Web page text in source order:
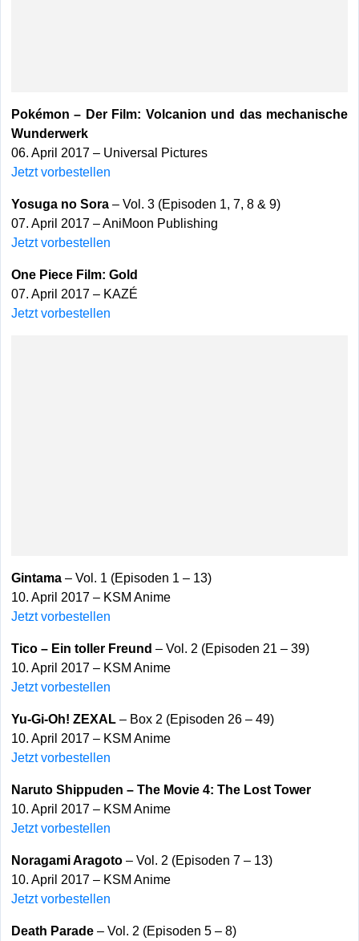
Pokémon – Der Film: Volcanion und das mechanische
Wunderwerk
06. April 2017 – Universal Pictures
Jetzt vorbestellen
Yosuga no Sora – Vol. 3 (Episoden 1, 7, 8 & 9)
07. April 2017 – AniMoon Publishing
Jetzt vorbestellen
One Piece Film: Gold
07. April 2017 – KAZÉ
Jetzt vorbestellen
Gintama – Vol. 1 (Episoden 1 – 13)
10. April 2017 – KSM Anime
Jetzt vorbestellen
Tico – Ein toller Freund – Vol. 2 (Episoden 21 – 39)
10. April 2017 – KSM Anime
Jetzt vorbestellen
Yu-Gi-Oh! ZEXAL – Box 2 (Episoden 26 – 49)
10. April 2017 – KSM Anime
Jetzt vorbestellen
Naruto Shippuden – The Movie 4: The Lost Tower
10. April 2017 – KSM Anime
Jetzt vorbestellen
Noragami Aragoto– Vol. 2 (Episoden 7 – 13)
10. April 2017 – KSM Anime
Jetzt vorbestellen
Death Parade– Vol. 2 (Episoden 5 – 8)